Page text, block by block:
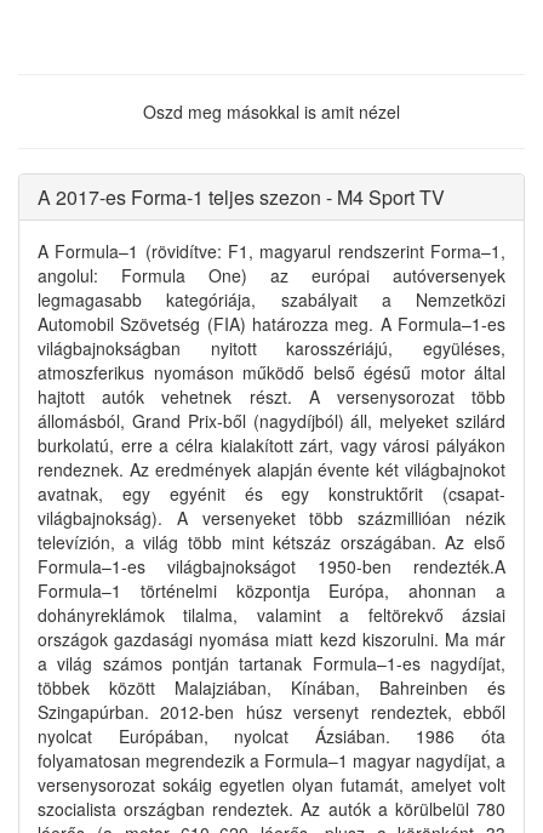
Oszd meg másokkal is amit nézel
A 2017-es Forma-1 teljes szezon - M4 Sport TV
A Formula–1 (rövidítve: F1, magyarul rendszerint Forma–1,
angolul: Formula One) az európai autóversenyek
legmagasabb kategóriája, szabályait a Nemzetközi
Automobil Szövetség (FIA) határozza meg. A Formula–1-es
világbajnokságban nyitott karosszériájú, együléses,
atmoszferikus nyomáson működő belső égésű motor által
hajtott autók vehetnek részt. A versenysorozat több
állomásból, Grand Prix-ből (nagydíjból) áll, melyeket szilárd
burkolatú, erre a célra kialakított zárt, vagy városi pályákon
rendeznek. Az eredmények alapján évente két világbajnokot
avatnak, egy egyénit és egy konstruktőrit (csapat-
világbajnokság). A versenyeket több százmillióan nézik
televízión, a világ több mint kétszáz országában. Az első
Formula–1-es világbajnokságot 1950-ben rendezték.A
Formula–1 történelmi központja Európa, ahonnan a
dohányreklámok tilalma, valamint a feltörekvő ázsiai
országok gazdasági nyomása miatt kezd kiszorulni. Ma már
a világ számos pontján tartanak Formula–1-es nagydíjat,
többek között Malajziában, Kínában, Bahreinben és
Szingapúrban. 2012-ben húsz versenyt rendeztek, ebből
nyolcat Európában, nyolcat Ázsiában. 1986 óta
folyamatosan megrendezik a Formula–1 magyar nagydíjat, a
versenysorozat sokáig egyetlen olyan futamát, amelyet volt
szocialista országban rendeztek. Az autók a körülbelül 780